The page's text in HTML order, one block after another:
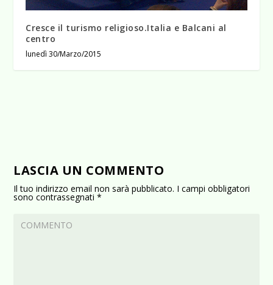
Cresce il turismo religioso.Italia e Balcani al
centro
lunedì 30/Marzo/2015
LASCIA UN COMMENTO
Il tuo indirizzo email non sarà pubblicato. I campi obbligatori
sono contrassegnati*